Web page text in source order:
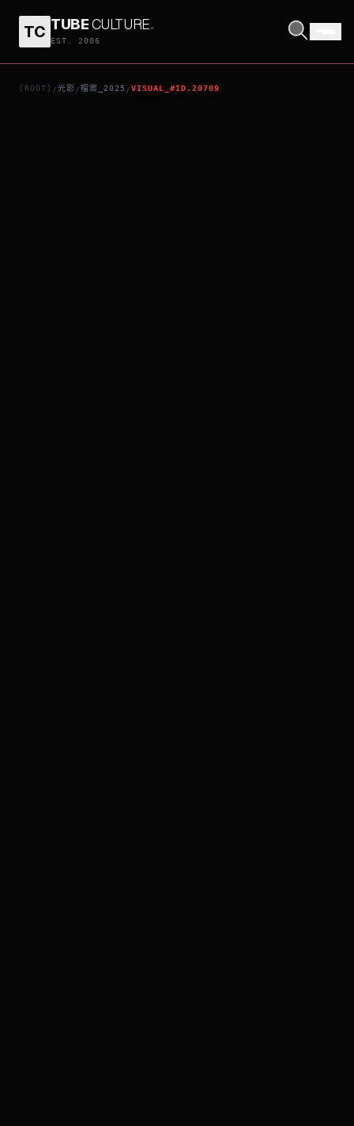
TC TUBECULTURE.
EST. 2006
[ROOT] /光影 /檔案_2025 /VISUAL_#ID.20709
鬼太郎2025舞台劇版